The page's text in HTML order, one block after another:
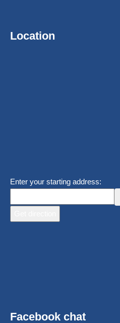
Location
Enter your starting address:
Facebook chat